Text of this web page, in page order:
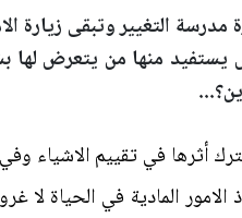
مدرسة التغيير وتبقى
يستفيد منها من يتعرض
أثرها في تقييم الاشياء
إذ الامور المادية في الحياة